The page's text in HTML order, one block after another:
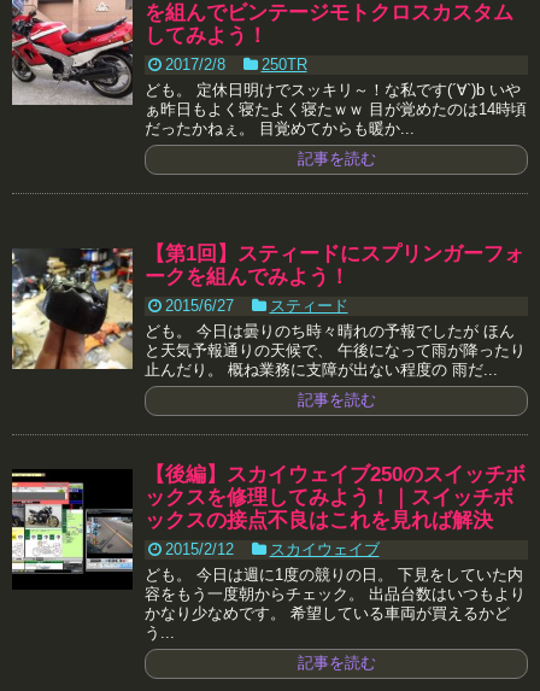
を組んでビンテージモトクロスカスタム
してみよう！
2017/2/8
250TR
ども。 定休日明けでスッキリ～！な私です(´∀`)b いや
ぁ昨日もよく寝たよく寝たｗｗ 目が覚めたのは14時頃
だったかねぇ。 目覚めてからも暖か...
記事を読む
【第1回】スティードにスプリンガーフォ
ークを組んでみよう！
2015/6/27
スティード
ども。 今日は曇りのち時々晴れの予報でしたが ほん
と天気予報通りの天候で、 午後になって雨が降ったり
止んだり。 概ね業務に支障が出ない程度の 雨だ...
記事を読む
【後編】スカイウェイブ250のスイッチボ
ックスを修理してみよう！｜スイッチボ
ックスの接点不良はこれを見れば解決
2015/2/12
スカイウェイブ
ども。 今日は週に1度の競りの日。 下見をしていた内
容をもう一度朝からチェック。 出品台数はいつもより
かなり少なめです。 希望している車両が買えるかど
う...
記事を読む